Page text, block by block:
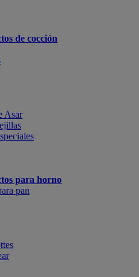
de cocción
Asar
para horno
pan